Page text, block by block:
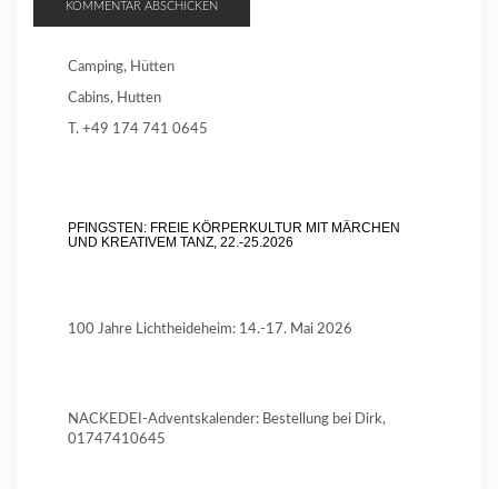
Camping, Hütten
Cabins, Hutten
T. +49 174 741 0645
PFINGSTEN: FREIE KÖRPERKULTUR MIT MÄRCHEN
UND KREATIVEM TANZ, 22.-25.2026
100 Jahre Lichtheideheim: 14.-17. Mai 2026
NACKEDEI-Adventskalender: Bestellung bei Dirk,
01747410645